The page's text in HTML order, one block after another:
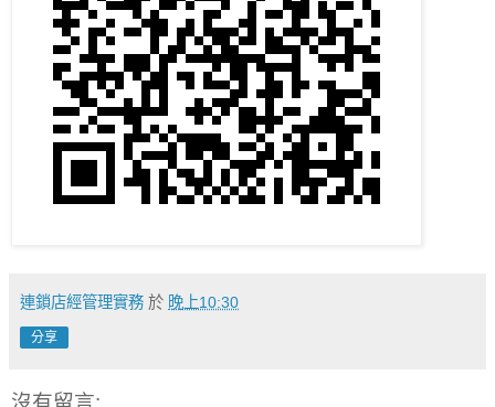
連鎖店經管理實務 於 晚上10:30
分享
沒有留言: